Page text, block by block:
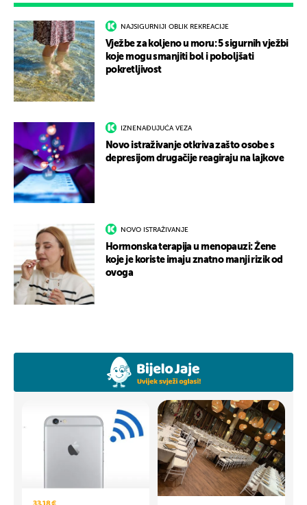
NAJSIGURNIJI OBLIK REKREACIJE
Vježbe za koljeno u moru: 5 sigurnih vježbi
koje mogu smanjiti bol i poboljšati
pokretljivost
IZNENAĐUJUĆA VEZA
Novo istraživanje otkriva zašto osobe s
depresijom drugačije reagiraju na lajkove
NOVO ISTRAŽIVANJE
Hormonska terapija u menopauzi: Žene
koje je koriste imaju znatno manji rizik od
ovoga